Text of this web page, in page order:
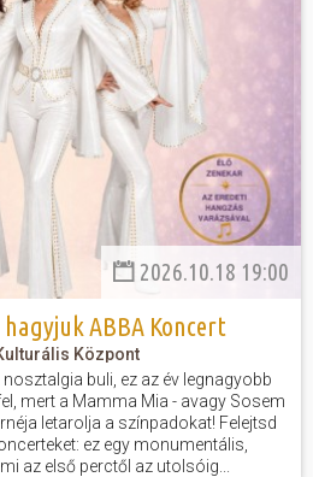
2026.10.18 19:00
ABBA Koncert
Központ
buli, ez az év legnagyobb
mert a Mamma Mia - avagy Sosem
letarolja a színpadokat! Felejtsd
ez egy monumentális,
az első perctől az utolsóig...